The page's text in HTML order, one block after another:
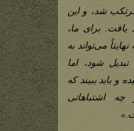
شد، و این
یافت. برای ما،
می‌تواند به
شود، اما
و باید ببیند که
اشتباهاتی